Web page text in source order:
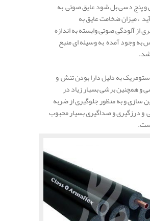
و پنج دسی بل شود عایق صوتی به
، میزان ضخامت عایق به
از آلودگی صوتی وابسته به اندازه
به وجود آمده به وسیله ای منبع
به دلیل دارا بودن تنش و
و همچنین برشی بسیار زیاد در
و به منظور جلوگیری از ضربه
و درزگیری و صداگیری بسیار محبوب